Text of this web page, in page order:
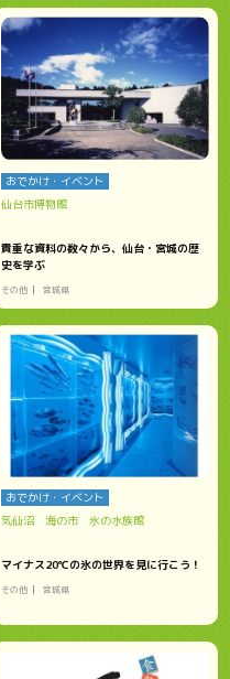
おでかけ・イベント
仙台市博物館
貴重な資料の数々から、仙台・宮城の歴
史を学ぶ
その他 宮城県
おでかけ・イベント
気仙沼 海の市 氷の水族館
マイナス20℃の氷の世界を見に行こう！
その他 宮城県